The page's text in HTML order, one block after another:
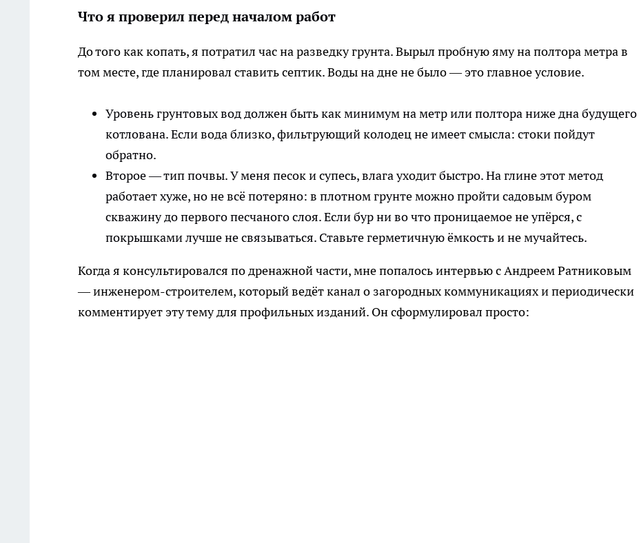
Что я проверил перед началом работ
До того как копать, я потратил час на разведку грунта. Вырыл пробную яму на полтора метра в
том месте, где планировал ставить септик. Воды на дне не было — это главное условие.
Уровень грунтовых вод должен быть как минимум на метр или полтора ниже дна будущего
котлована. Если вода близко, фильтрующий колодец не имеет смысла: стоки пойдут
обратно.
Второе — тип почвы. У меня песок и супесь, влага уходит быстро. На глине этот метод
работает хуже, но не всё потеряно: в плотном грунте можно пройти садовым буром
скважину до первого песчаного слоя. Если бур ни во что проницаемое не упёрся, с
покрышками лучше не связываться. Ставьте герметичную ёмкость и не мучайтесь.
Когда я консультировался по дренажной части, мне попалось интервью с Андреем Ратниковым
— инженером-строителем, который ведёт канал о загородных коммуникациях и периодически
комментирует эту тему для профильных изданий. Он сформулировал просто: